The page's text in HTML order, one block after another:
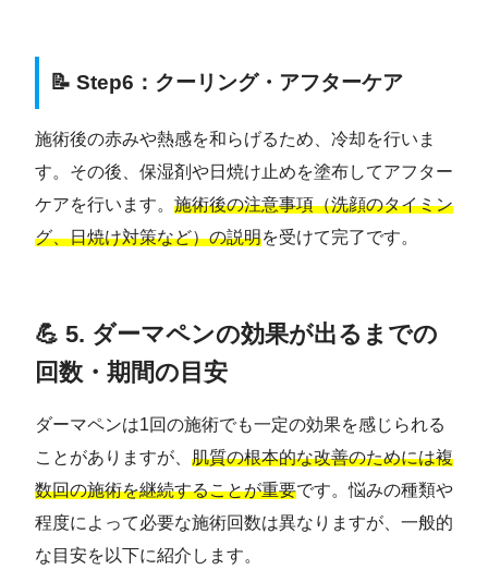
📝 Step6：クーリング・アフターケア
施術後の赤みや熱感を和らげるため、冷却を行いま
す。その後、保湿剤や日焼け止めを塗布してアフター
ケアを行います。 施術後の注意事項（洗顔のタイミン
グ、日焼け対策など）の説明を受けて完了です。
💪 5. ダーマペンの効果が出るまでの
回数・期間の目安
ダーマペンは1回の施術でも一定の効果を感じられる
ことがありますが、 肌質の根本的な改善のためには複
数回の施術を継続することが重要です。悩みの種類や
程度によって必要な施術回数は異なりますが、一般的
な目安を以下に紹介します。